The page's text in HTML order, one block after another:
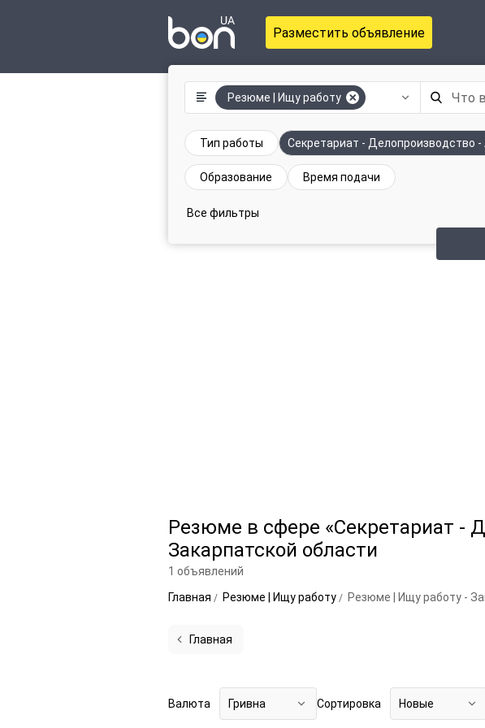
Разместить объявление
Резюме | Ищу работу
Тип работы Секретариат - Делопроизводство
Образование Время подачи
Все фильтры
Резюме в сфере «Секретариат -
Закарпатской области
1 объявлений
Главная
Резюме | Ищу работу Резюме | Ищу работу -
Главная
Валюта Гривна Сортировка Новые